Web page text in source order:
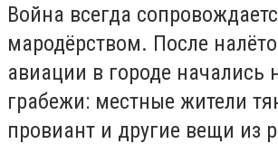
Война всегда
мародёрством. После
авиации в городе начались
грабежи: местные жители
провиант и другие вещи из